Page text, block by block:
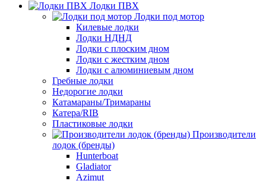
Лодки ПВХ
Лодки под мотор
Килевые лодки
Лодки НДНД
Лодки с плоским дном
Лодки с жестким дном
Лодки с алюминиевым дном
Гребные лодки
Недорогие лодки
Катамараны/Тримараны
Катера/RIB
Пластиковые лодки
Производители
лодок (бренды)
Hunterboat
Gladiator
Azimut